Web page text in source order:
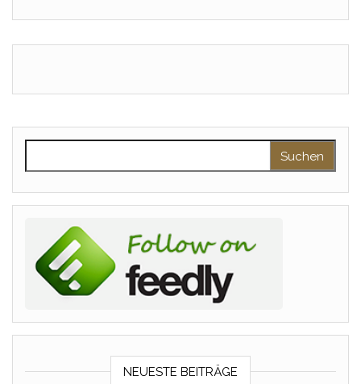
NEUESTE BEITRÄGE